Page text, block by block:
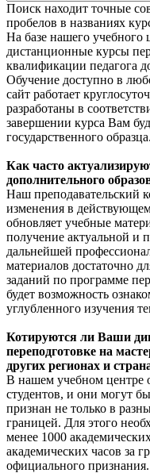
Поиск находит точные
пробелов в названиях
На базе нашего учебного
дистанционные курсы
квалификации педагога
Обучение доступно в
сайт работает
разработаны в
завершении курса Вам
государственного образца.
Как часто
дополнительного
Наш преподавательский
изменения в
обновляет учебные
получение актуальной и
дальнейшей
материалов достаточно
заданий по программе
будет возможность
углубленного изучения
Котируются ли Ваши
переподготовке на
других регионах и
В нашем учебном центре
студентов, и они могут
признан не только в
границей. Для этого
менее 1000
академических часов за
официального признания.